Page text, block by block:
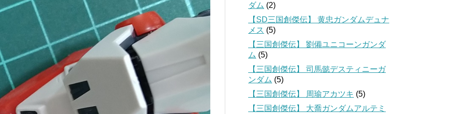
ダム (2)
【SD三国創傑伝】 黄忠ガンダムデュナ
メス (5)
【三国創傑伝】 劉備ユニコーンガンダ
ム (5)
【三国創傑伝】 司馬懿デスティニーガ
ンダム (5)
【三国創傑伝】 周瑜アカツキ (5)
【三国創傑伝】 大喬ガンダムアルテミ